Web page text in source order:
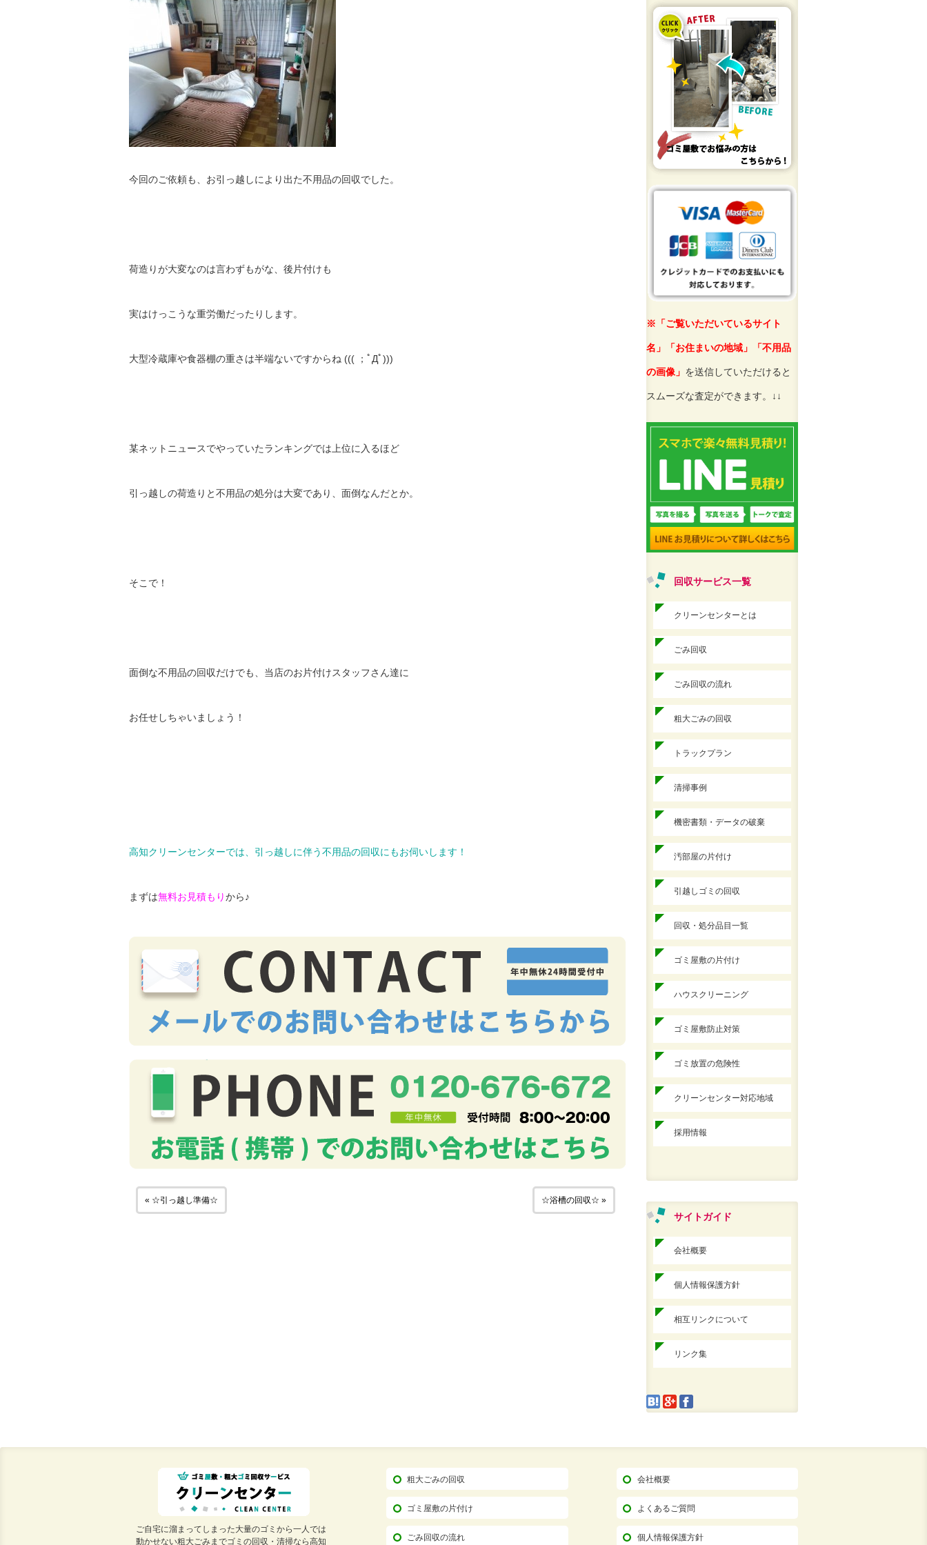
今回のご依頼も、お引っ越しにより出た不用品の回収でした。
荷造りが大変なのは言わずもがな、後片付けも
実はけっこうな重労働だったりします。
大型冷蔵庫や食器棚の重さは半端ないですからね ((( ；ﾟДﾟ)))
某ネットニュースでやっていたランキングでは上位に入るほど
引っ越しの荷造りと不用品の処分は大変であり、面倒なんだとか。
そこで！
面倒な不用品の回収だけでも、当店のお片付けスタッフさん達に
お任せしちゃいましょう！
高知クリーンセンターでは、引っ越しに伴う不用品の回収にもお伺いします！
まずは無料お見積もりから♪
« ☆引っ越し準備☆ ☆浴槽の回収☆ »
※「ご覧いただいているサイト
名」「お住まいの地域」「不用品
の画像」 を送信していただけると
スムーズな査定ができます。↓↓
回収サービス一覧
クリーンセンターとは
ごみ回収
ごみ回収の流れ
粗大ごみの回収
トラックプラン
清掃事例
機密書類・データの破棄
汚部屋の片付け
引越しゴミの回収
回収・処分品目一覧
ゴミ屋敷の片付け
ハウスクリーニング
ゴミ屋敷防止対策
ゴミ放置の危険性
クリーンセンター対応地域
採用情報
サイトガイド
会社概要
個人情報保護方針
相互リンクについて
リンク集
ご自宅に溜まってしまった大量のゴミから一人では
動かせない粗大ごみまでゴミの回収・清掃なら高知
粗大ごみの回収
ゴミ屋敷の片付け
ごみ回収の流れ
会社概要
よくあるご質問
個人情報保護方針